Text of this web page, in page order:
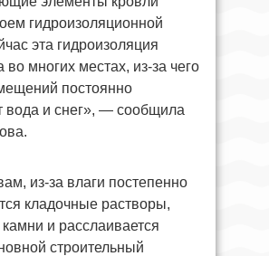
гидроизоляционной
эта гидроизоляция
во многих местах, из-за чего
постоянно
вода и снег», — сообщила
из-за влаги постепенно
кладочные растворы,
и расслаивается
строительный